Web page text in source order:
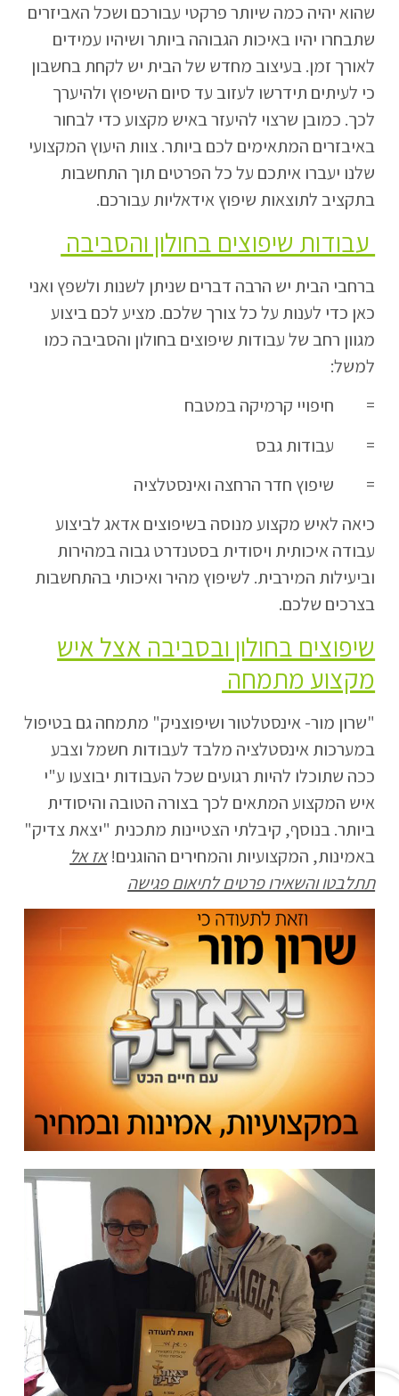
שהוא יהיה כמה שיותר פרקטי עבורכם ושכל האביזרים
שתבחרו יהיו באיכות הגבוהה ביותר ושיהיו עמידים
לאורך זמן. בעיצוב מחדש של הבית יש לקחת בחשבון
כי לעיתים תידרשו לעזוב עד סיום השיפוץ ולהיערך
לכך. כמובן שרצוי להיעזר באיש מקצוע כדי לבחור
באיבזרים המתאימים לכם ביותר. צוות היעוץ המקצועי
שלנו יעברו איתכם על כל הפרטים תוך התחשבות
בתקציב לתוצאות שיפוץ אידאליות עבורכם.
עבודות שיפוצים בחולון והסביבה
ברחבי הבית יש הרבה דברים שניתן לשנות ולשפץ ואני
כאן כדי לענות על כל צורך שלכם. מציע לכם ביצוע
מגוון רחב של עבודות שיפוצים בחולון והסביבה כמו
למשל:
= חיפויי קרמיקה במטבח
= עבודות גבס
= שיפוץ חדר הרחצה ואינסטלציה
כיאה לאיש מקצוע מנוסה בשיפוצים אדאג לביצוע
עבודה איכותית ויסודית בסטנדרט גבוה במהירות
וביעילות המירבית. לשיפוץ מהיר ואיכותי בהתחשבות
בצרכים שלכם.
שיפוצים בחולון ובסביבה אצל איש
מקצוע מתמחה
"שרון מור- אינסטלטור ושיפוצניק" מתמחה גם בטיפול
במערכות אינסטלציה מלבד לעבודות חשמל וצבע
ככה שתוכלו להיות רגועים שכל העבודות יבוצעו ע"י
איש המקצוע המתאים לכך בצורה הטובה והיסודית
ביותר. בנוסף, קיבלתי הצטיינות מתכנית "יצאת צדיק"
באמינות, המקצועיות והמחירים ההוגנים!אז אל
תתלבטו והשאירו פרטים לתיאום פגישה